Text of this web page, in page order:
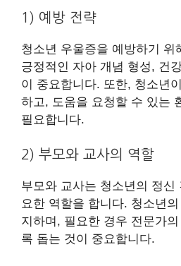
1) 예방 전략
청소년 우울증을 예방하기 위
긍정적인 자아 개념 형성, 건
이 중요합니다. 또한, 청소년
하고, 도움을 요청할 수 있는
필요합니다.
2) 부모와 교사의 역할
부모와 교사는 청소년의 정신
요한 역할을 합니다. 청소년
지하며, 필요한 경우 전문가
록 돕는 것이 중요합니다.